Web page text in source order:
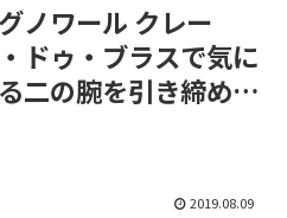
ノワール クレー
ドゥ・ブラスで気に
二の腕を引き締め
2019.08.09